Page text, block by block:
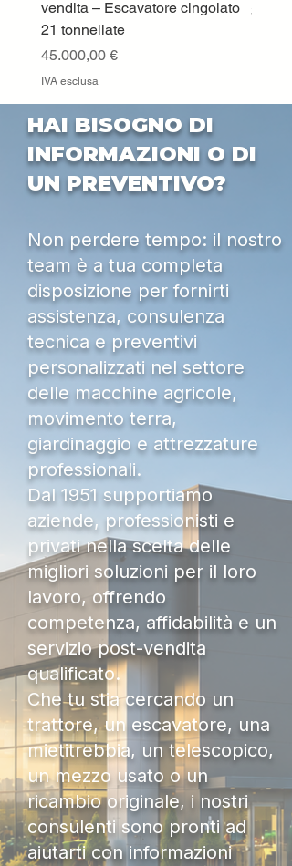
vendita – Escavatore cingolato
21 tonnellate
Prezzo
45.000,00 €
IVA esclusa
Prezzo
HAI BISOGNO DI
INFORMAZIONI O DI
UN PREVENTIVO?
Non perdere tempo: il nostro
team è a tua completa
disposizione per fornirti
assistenza, consulenza
tecnica e preventivi
personalizzati nel settore
delle macchine agricole,
movimento terra,
giardinaggio e attrezzature
professionali.
Dal 1951 supportiamo
aziende, professionisti e
privati nella scelta delle
migliori soluzioni per il loro
lavoro, offrendo
competenza, affidabilità e un
servizio post-vendita
qualificato.
Che tu stia cercando un
trattore, un escavatore, una
mietitrebbia, un telescopico,
un mezzo usato o un
ricambio originale, i nostri
consulenti sono pronti ad
aiutarti con informazioni